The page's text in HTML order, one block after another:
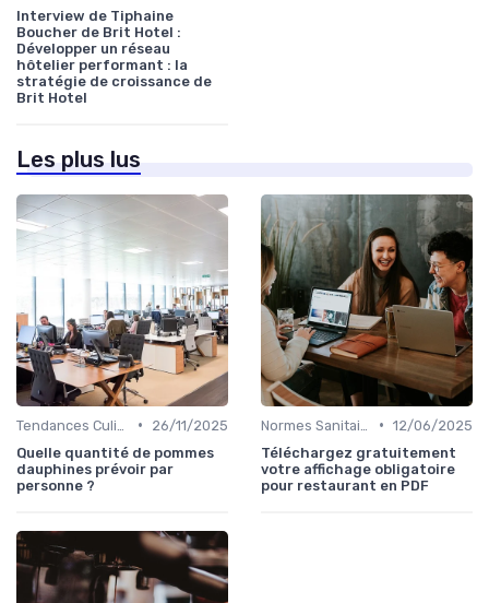
Interview de Tiphaine
Boucher de Brit Hotel :
Développer un réseau
hôtelier performant : la
stratégie de croissance de
Brit Hotel
Les plus lus
•
26/11/2025
Quelle quantité de pommes
dauphines prévoir par
personne ?
• 12/06/2025
Téléchargez gratuitement
votre affichage obligatoire
pour restaurant en PDF